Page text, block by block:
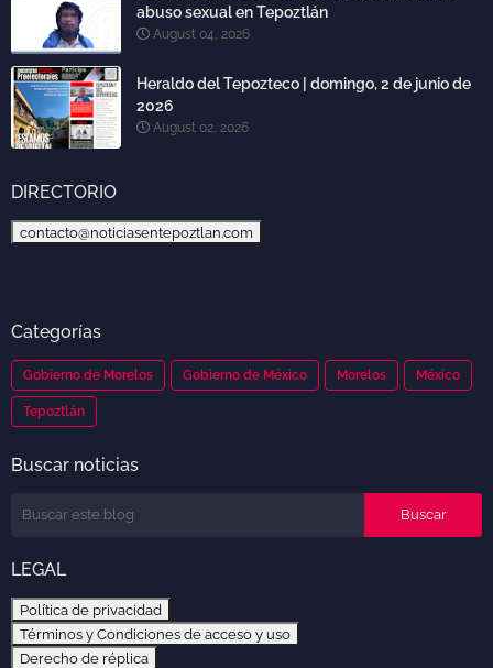
abuso sexual en Tepoztlán
August 04, 2026
Heraldo del Tepozteco | domingo, 2 de junio de
2026
August 02, 2026
DIRECTORIO
contacto@noticiasentepoztlan.com
Categorías
Gobierno de Morelos Gobierno de México Morelos México
Tepoztlán
Buscar noticias
LEGAL
Política de privacidad
Términos y Condiciones de acceso y uso
Derecho de réplica